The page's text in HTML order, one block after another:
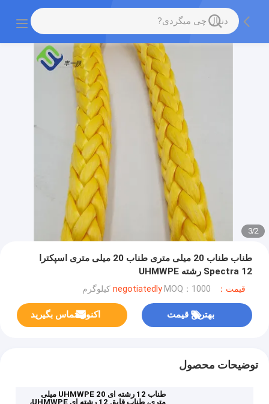
2
/
3
طناب طناب 20 میلی متری طناب 20 میلی متری اسپکترا
Spectra 12 رشته UHMWPE
قیمت：negotiatedly MOQ：1000 کیلوگرم
بهترین قیمت اکنون تماس بگیرید
توضیحات محصول
طناب 12 رشته ای UHMWPE 20 میلی
متری، طناب قایق 12 رشته ای UHMWPE،